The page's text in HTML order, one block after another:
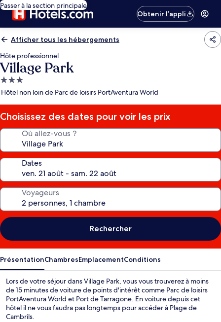
Passer à la section principale
Obtenir l’appli
Afficher tous les hébergements
Hôte professionnel
Village Park
Hébergement
3.0 étoiles
Hôtel non loin de Parc de loisirs PortAventura World
Choisissez des dates pour voir les prix
Où allez-vous ?
Dates
Voyageurs
Rechercher
PrésentationChambresEmplacementConditions
Lors de votre séjour dans Village Park, vous vous trouverez à moins
de 15 minutes de voiture de points d'intérêt comme Parc de loisirs
PortAventura World et Port de Tarragone. En voiture depuis cet
hôtel il ne vous faudra pas longtemps pour accéder à Plage de
Cambrils.